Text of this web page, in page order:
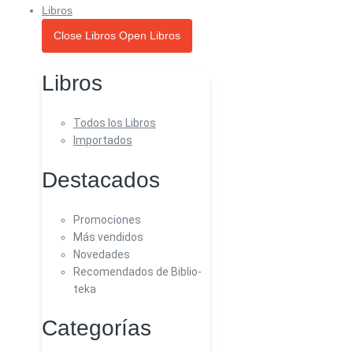
Libros
Close Libros Open Libros
Libros
Todos los Libros
Importados
Destacados
Promociones
Más vendidos
Novedades
Recomendados de Biblio-
teka
Categorías